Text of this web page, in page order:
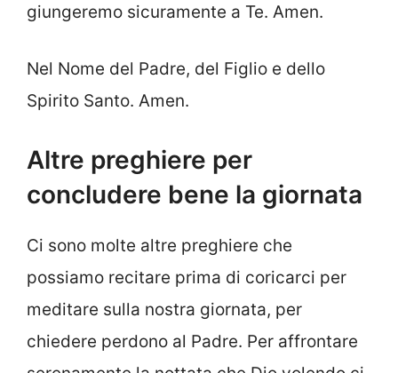
giungeremo sicuramente a Te. Amen.
Nel Nome del Padre, del Figlio e dello
Spirito Santo. Amen.
Altre preghiere per
concludere bene la giornata
Ci sono molte altre preghiere che
possiamo recitare prima di coricarci per
meditare sulla nostra giornata, per
chiedere perdono al Padre. Per affrontare